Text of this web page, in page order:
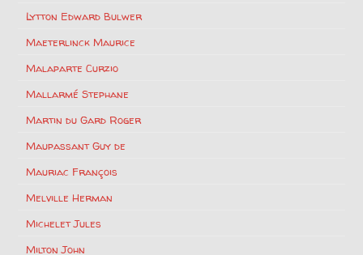
Lytton Edward Bulwer
Maeterlinck Maurice
Malaparte Curzio
Mallarmé Stephane
Martin du Gard Roger
Maupassant Guy de
Mauriac François
Melville Herman
Michelet Jules
Milton John